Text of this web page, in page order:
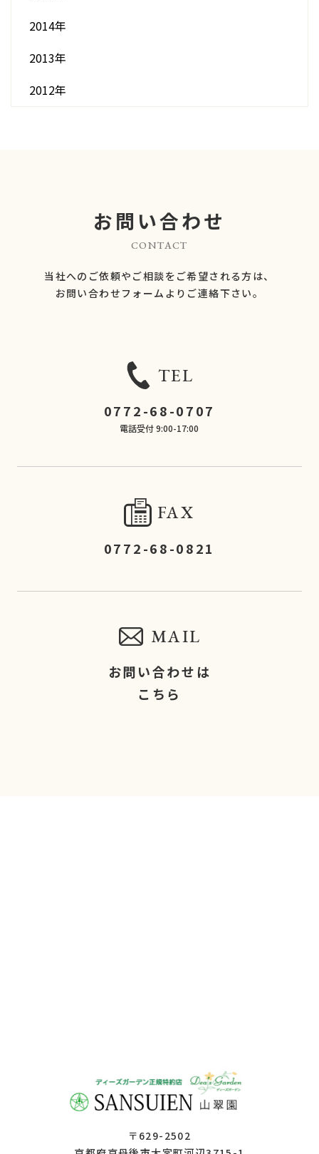
2014年
2013年
2012年
お問い合わせ
CONTACT
当社へのご依頼やご相談をご希望される方は、
​​​​​​​お問い合わせフォームよりご連絡下さい。
TEL
0772-68-0707
電話受付 9:00-17:00
FAX
0772-68-0821
MAIL
お問い合わせは
こちら
〒629-2502